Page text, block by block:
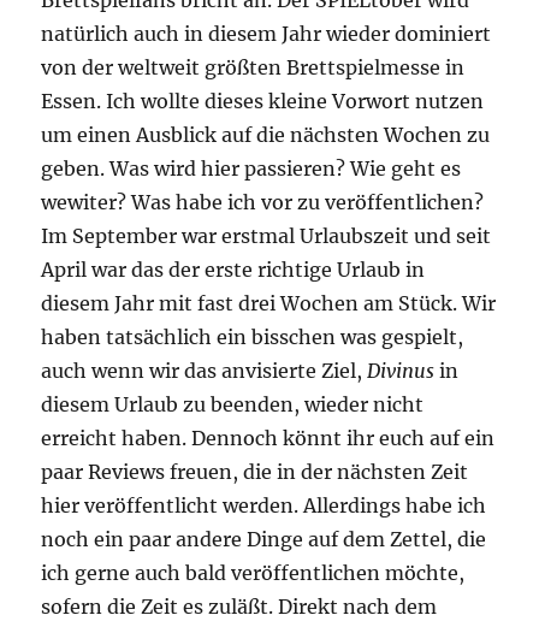
natürlich auch in diesem Jahr wieder dominiert
von der weltweit größten Brettspielmesse in
Essen. Ich wollte dieses kleine Vorwort nutzen
um einen Ausblick auf die nächsten Wochen zu
geben. Was wird hier passieren? Wie geht es
wewiter? Was habe ich vor zu veröffentlichen?
Im September war erstmal Urlaubszeit und seit
April war das der erste richtige Urlaub in
diesem Jahr mit fast drei Wochen am Stück. Wir
haben tatsächlich ein bisschen was gespielt,
auch wenn wir das anvisierte Ziel, Divinus in
diesem Urlaub zu beenden, wieder nicht
erreicht haben. Dennoch könnt ihr euch auf ein
paar Reviews freuen, die in der nächsten Zeit
hier veröffentlicht werden. Allerdings habe ich
noch ein paar andere Dinge auf dem Zettel, die
ich gerne auch bald veröffentlichen möchte,
sofern die Zeit es zuläßt. Direkt nach dem